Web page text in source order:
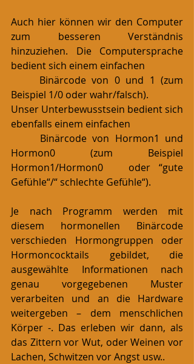
Auch hier können wir den Computer
zum besseren Verständnis
hinzuziehen. Die Computersprache
bedient sich einem einfachen
Beispiel 1/0 oder wahr/falsch).
Unser Unterbewusstsein bedient sich
ebenfalls einem einfachen
Hormon0 (zum Beispiel
Hormon1/Hormon0   oder “gute
Gefühle“/“ schlechte Gefühle“).
Je nach Programm werden mit
diesem hormonellen Binärcode
verschieden Hormongruppen oder
Hormoncocktails gebildet, die
ausgewählte Informationen nach
genau vorgegebenen Muster
verarbeiten und an die Hardware
weitergeben – dem menschlichen
Körper -. Das erleben wir dann, als
das Zittern vor Wut, oder Weinen vor
Lachen, Schwitzen vor Angst usw..